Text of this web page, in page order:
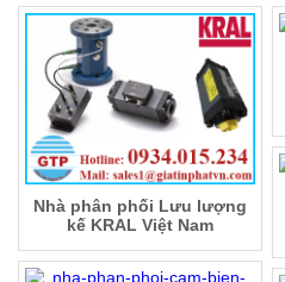
Nhà phân phối Lưu lượng
kế KRAL Việt Nam